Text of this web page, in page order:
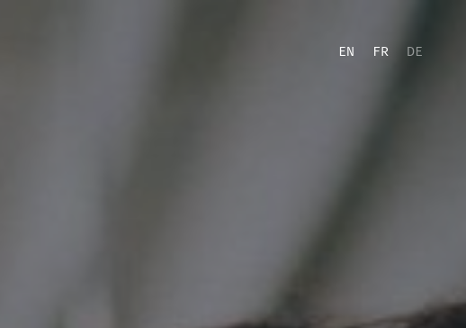
EN FR DE